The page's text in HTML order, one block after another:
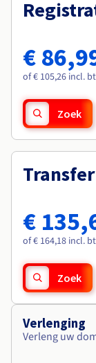
Tarieven
Roadmap &
Monitoring
Roadmap &
Roadmap &
Roadmap &
Roadmap &
€
of € 105,26 incl.
Zoek
Transfer
€
of € 164,18 incl.
Zoek
Verlenging
Verleng uw